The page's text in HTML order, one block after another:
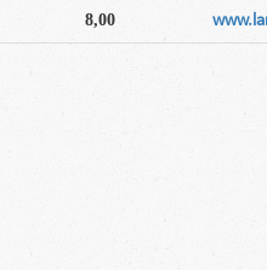
8,00